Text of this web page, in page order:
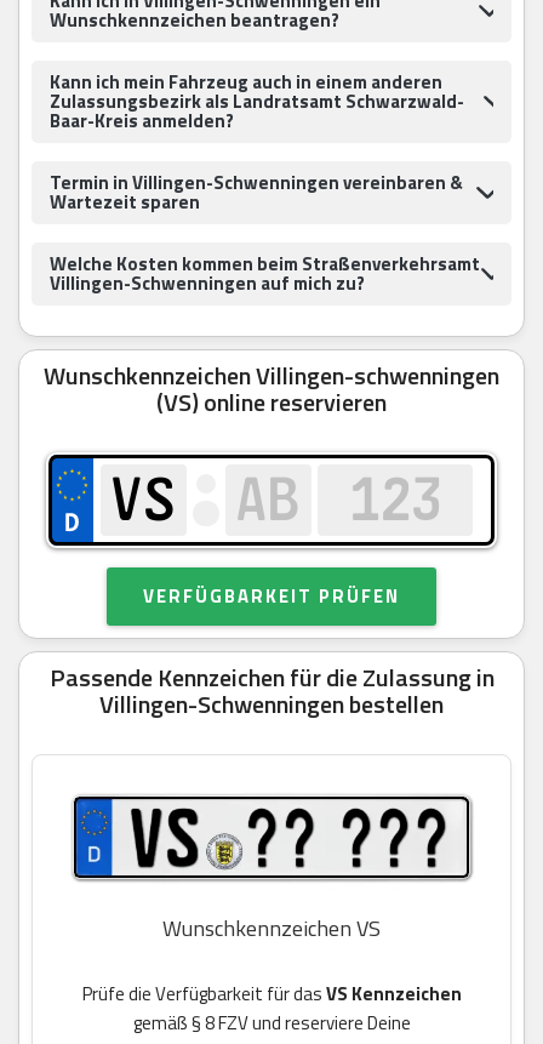
Wunschkennzeichen beantragen?
Kann ich mein Fahrzeug auch in einem anderen
Zulassungsbezirk als Landratsamt Schwarzwald-
Baar-Kreis anmelden?
Termin in Villingen-Schwenningen vereinbaren &
Wartezeit sparen
Welche Kosten kommen beim Straßenverkehrsamt
Villingen-Schwenningen auf mich zu?
Wunschkennzeichen Villingen-schwenningen
(VS) online reservieren
VERFÜGBARKEIT PRÜFEN
Passende Kennzeichen für die Zulassung in
Villingen-Schwenningen bestellen
Wunschkennzeichen VS
Prüfe die Verfügbarkeit für dasVS Kennzeichen
gemäß § 8 FZV und reserviere Deine